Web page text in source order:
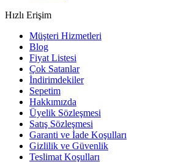
Hızlı Erişim
Müşteri Hizmetleri
Blog
Fiyat Listesi
Çok Satanlar
İndirimdekiler
Sepetim
Hakkımızda
Üyelik Sözleşmesi
Satış Sözleşmesi
Garanti ve İade Koşulları
Gizlilik ve Güvenlik
Teslimat Koşulları